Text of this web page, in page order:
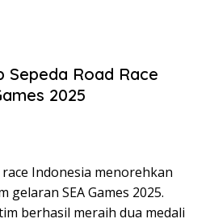
Sepeda Road Race
2025
Indonesia menorehkan
gelaran SEA Games 2025.
berhasil meraih dua medali